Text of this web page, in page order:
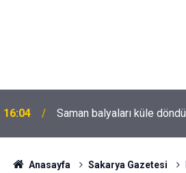
16:04 Saman balyaları küle döndü
Anasayfa Sakarya Gazetesi